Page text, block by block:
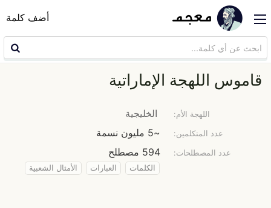
أضف كلمة
قاموس اللهجة الإماراتية
اللهجة الأم: الخليجية
عدد المتكلمين: ~5 مليون نسمة
عدد المصطلحات: 594 مصطلح
الكلمات العبارات الأمثال الشعبية